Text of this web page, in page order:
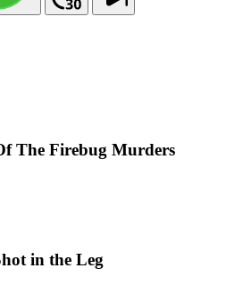
The Firebug Murders
in the Leg